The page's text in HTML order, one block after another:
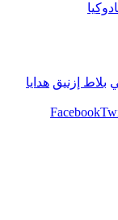
بلاط إزنيق هدايا
Facebook